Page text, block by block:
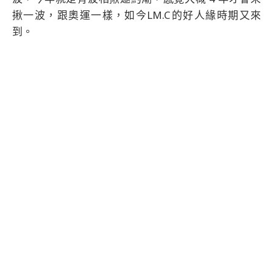
揪一波，跟奧運一樣，如今LM.C的好人緣時期又來
到。